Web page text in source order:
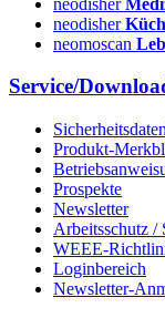
neodisher
neomoscan
Service/
Produkt-
Prospekte
Newsletter
Arbeitsschutz /
WEEE-
Loginbereich
Newsletter-